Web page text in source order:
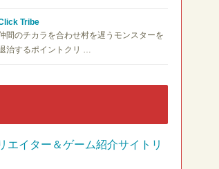
Tribe
間のチカラを合わせ村を遅うモンスターを
治するポイントクリ …
エイター＆ゲーム紹介サイトリ